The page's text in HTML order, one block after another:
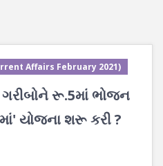
Affairs February 2021)
રૂ.5માં ભોજન
યોજના શરૂ કરી ?